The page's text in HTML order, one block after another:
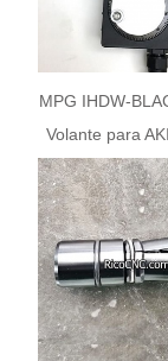
MPG IHDW-
Volante para